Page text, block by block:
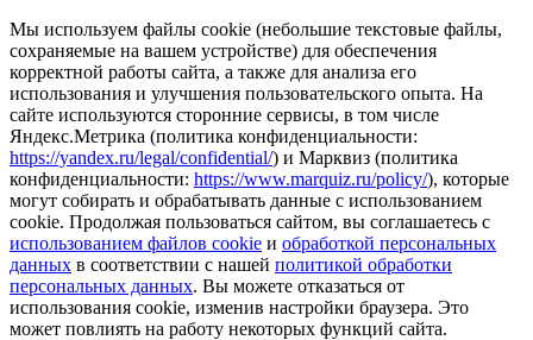
Мы используем файлы cookie (небольшие текстовые файлы,
сохраняемые на вашем устройстве) для обеспечения
корректной работы сайта, а также для анализа его
использования и улучшения пользовательского опыта. На
сайте используются сторонние сервисы, в том числе
Яндекс.Метрика (политика конфиденциальности:
https://yandex.ru/legal/confidential/) и Марквиз (политика
конфиденциальности: https://www.marquiz.ru/policy/), которые
могут собирать и обрабатывать данные с использованием
cookie. Продолжая пользоваться сайтом, вы соглашаетесь с
использованием файлов cookie и обработкой персональных
данных в соответствии с нашей политикой обработки
персональных данных. Вы можете отказаться от
использования cookie, изменив настройки браузера. Это
может повлиять на работу некоторых функций сайта.